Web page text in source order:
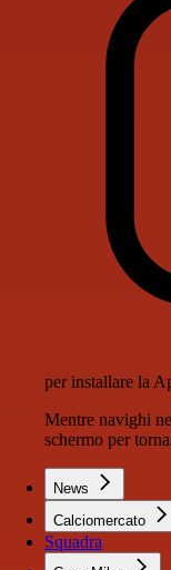
per installare la
Mentre navighi
schermo per
News
Calciomercato
Squadra